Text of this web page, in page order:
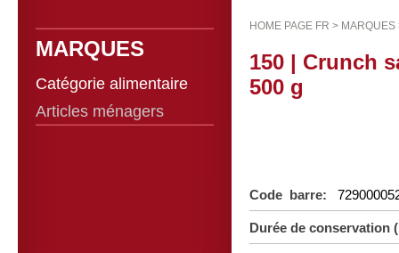
MARQUES
Catégorie alimentaire
Articles ménagers
HOME PAGE FR > MARQUES
150 | Crunch
500 g
Code barre:
Durée de